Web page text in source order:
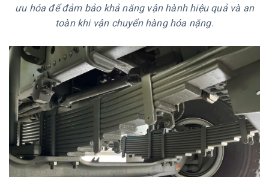
ưu hóa để đảm bảo khả năng vận hành hiệu quả và an
toàn khi vận chuyển hàng hóa nặng.